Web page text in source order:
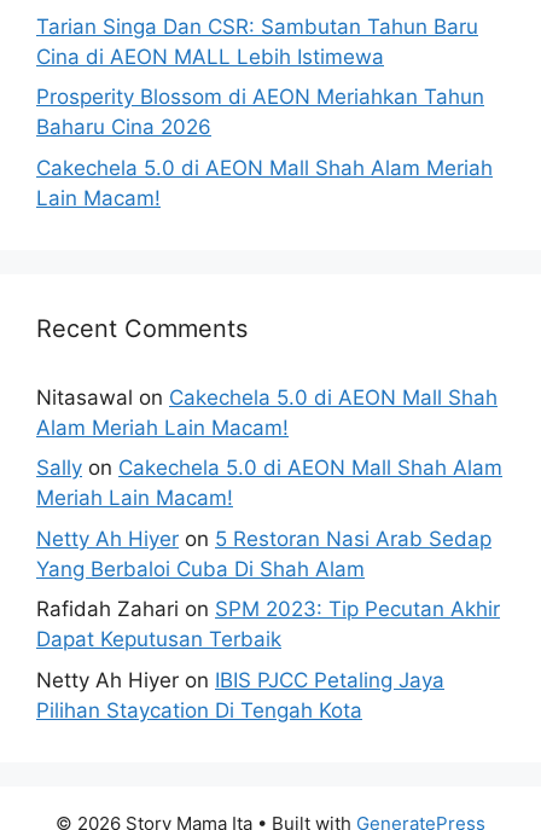
Tarian Singa Dan CSR: Sambutan Tahun Baru
Cina di AEON MALL Lebih Istimewa
Prosperity Blossom di AEON Meriahkan Tahun
Baharu Cina 2026
Cakechela 5.0 di AEON Mall Shah Alam Meriah
Lain Macam!
Recent Comments
Nitasawal on Cakechela 5.0 di AEON Mall Shah
Alam Meriah Lain Macam!
Sally on Cakechela 5.0 di AEON Mall Shah Alam
Meriah Lain Macam!
Netty Ah Hiyer on 5 Restoran Nasi Arab Sedap
Yang Berbaloi Cuba Di Shah Alam
Rafidah Zahari on SPM 2023: Tip Pecutan Akhir
Dapat Keputusan Terbaik
Netty Ah Hiyer on IBIS PJCC Petaling Jaya
Pilihan Staycation Di Tengah Kota
© 2026 Story Mama Ita • Built with GeneratePress